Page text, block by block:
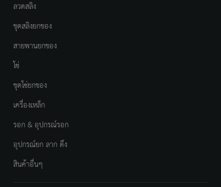
ลวดสลิง
ชุดสลิงยกของ
สายพานยกของ
โซ่
ชุดโซ่ยกของ
เครื่องเหล็ก
รอก & อุปกรณ์รอก
อุปกรณ์ยก ลาก ดึง
สินค้าอื่นๆ